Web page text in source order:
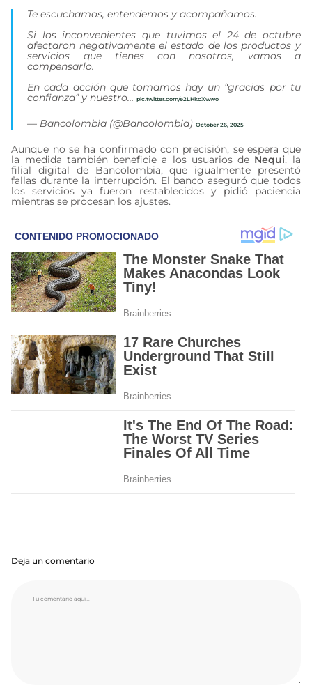
Te escuchamos, entendemos y acompañamos.
Si los inconvenientes que tuvimos el 24 de octubre
afectaron negativamente el estado de los productos y
servicios que tienes con nosotros, vamos a
compensarlo.
En cada acción que tomamos hay un “gracias por tu
confianza” y nuestro…pic.twitter.com/e2LHkcXwwo
— Bancolombia (@Bancolombia)October 26, 2025
Aunque no se ha confirmado con precisión, se espera que
la medida también beneficie a los usuarios de Nequi, la
filial digital de Bancolombia, que igualmente presentó
fallas durante la interrupción. El banco aseguró que todos
los servicios ya fueron restablecidos y pidió paciencia
mientras se procesan los ajustes.
Deja un comentario